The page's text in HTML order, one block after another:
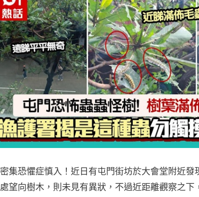
密集恐懼症慎入！近日有屯門街坊於大會堂附近發
處望向樹木，則未見有異狀，不過近距離觀察之下